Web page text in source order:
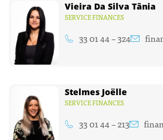
Vieira Da Silva Tânia
SERVICE FINANCES
33 01 44 – 324
Stelmes Joëlle
SERVICE FINANCES
33 01 44 – 213